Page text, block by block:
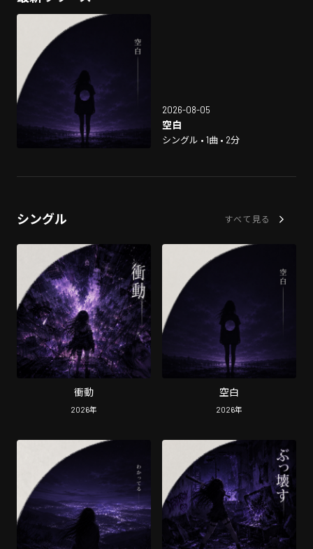
2026-08-05
空白
シングル • 1曲 • 2分
シングル すべて見る
衝動
2026年
空白
2026年